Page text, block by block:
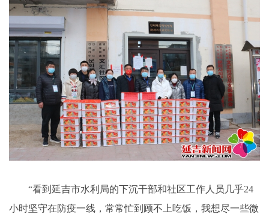
“看到延吉市水利局的下沉干部和社区工作人员几乎24
小时坚守在防疫一线，常常忙到顾不上吃饭，我想尽一些微